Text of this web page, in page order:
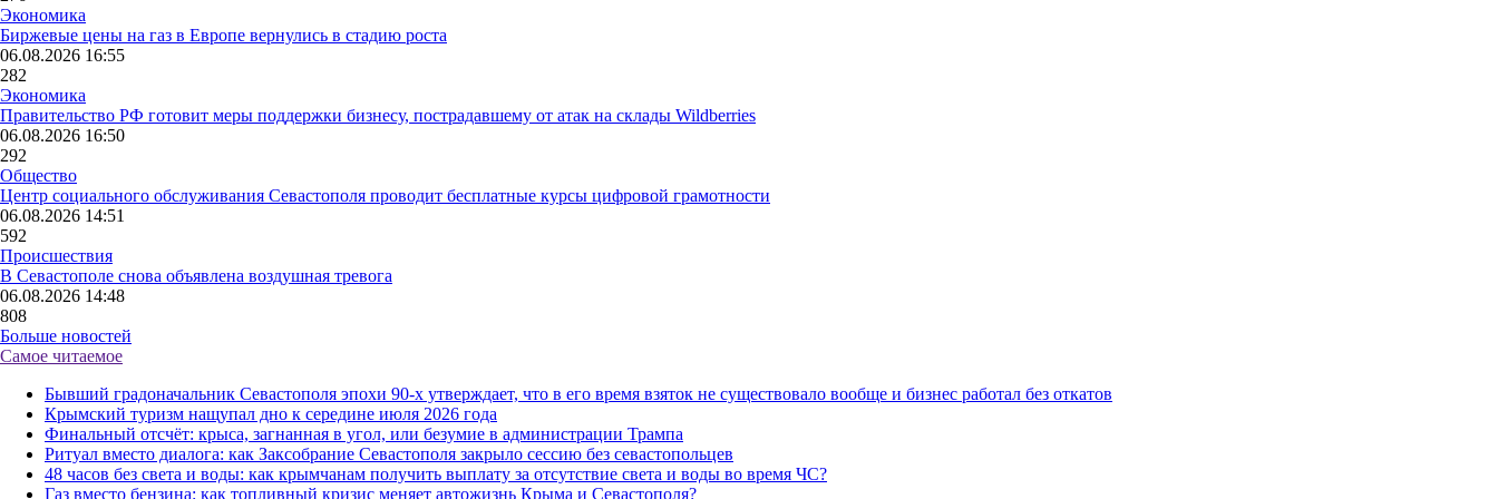
Экономика
Биржевые цены на газ в Европе вернулись в стадию роста
06.08.2026 16:55
282
Экономика
Правительство РФ готовит меры поддержки бизнесу, пострадавшему от атак на склады Wildberries
06.08.2026 16:50
292
Общество
Центр социального обслуживания Севастополя проводит бесплатные курсы цифровой грамотности
06.08.2026 14:51
592
Происшествия
В Севастополе снова объявлена воздушная тревога
06.08.2026 14:48
808
Больше новостей
Самое читаемое
Бывший градоначальник Севастополя эпохи 90-х утверждает, что в его время взяток не существовало вообще и бизнес работал без откатов
Крымский туризм нащупал дно к середине июля 2026 года
Финальный отсчёт: крыса, загнанная в угол, или безумие в администрации Трампа
Ритуал вместо диалога: как Заксобрание Севастополя закрыло сессию без севастопольцев
48 часов без света и воды: как крымчанам получить выплату за отсутствие света и воды во время ЧС?
Газ вместо бензина: как топливный кризис меняет автожизнь Крыма и Севастополя?